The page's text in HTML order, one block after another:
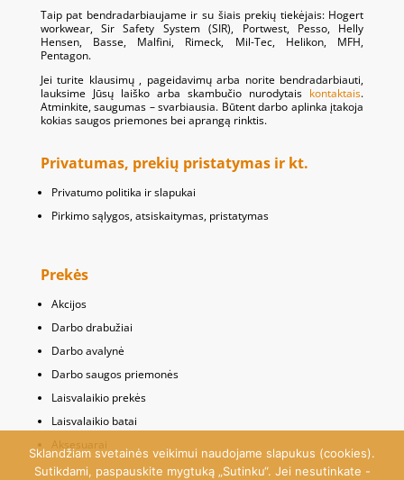
Taip pat bendradarbiaujame ir su šiais prekių tiekėjais: Hogert
workwear, Sir Safety System (SIR), Portwest, Pesso, Helly
Hensen, Basse, Malfini, Rimeck, Mil-Tec, Helikon, MFH,
Pentagon.
Jei turite klausimų , pageidavimų arba norite bendradarbiauti,
lauksime Jūsų laiško arba skambučio nurodytais kontaktais.
Atminkite, saugumas – svarbiausia. Būtent darbo aplinka įtakoja
kokias saugos priemones bei aprangą rinktis.
Privatumas, prekių pristatymas ir kt.
Privatumo politika ir slapukai
Pirkimo sąlygos, atsiskaitymas, pristatymas
Prekės
Akcijos
Darbo drabužiai
Darbo avalynė
Darbo saugos priemonės
Laisvalaikio prekės
Laisvalaikio batai
Aksesuarai
Sklandžiam svetainės veikimui naudojame slapukus (cookies).
Sutikdami, paspauskite mygtuką „Sutinku“. Jei nesutinkate -